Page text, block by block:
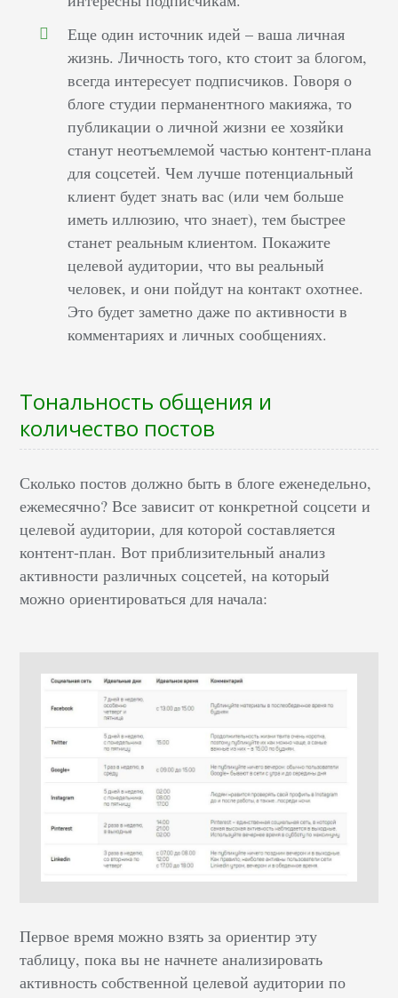
Еще один источник идей – ваша личная
жизнь. Личность того, кто стоит за блогом,
всегда интересует подписчиков. Говоря о
блоге студии перманентного макияжа, то
публикации о личной жизни ее хозяйки
станут неотъемлемой частью контент-плана
для соцсетей. Чем лучше потенциальный
клиент будет знать вас (или чем больше
иметь иллюзию, что знает), тем быстрее
станет реальным клиентом. Покажите
целевой аудитории, что вы реальный
человек, и они пойдут на контакт охотнее.
Это будет заметно даже по активности в
комментариях и личных сообщениях.
Тональность общения и
количество постов
Сколько постов должно быть в блоге еженедельно,
ежемесячно? Все зависит от конкретной соцсети и
целевой аудитории, для которой составляется
контент-план. Вот приблизительный анализ
активности различных соцсетей, на который
можно ориентироваться для начала:
Первое время можно взять за ориентир эту
таблицу, пока вы не начнете анализировать
активность собственной целевой аудитории по